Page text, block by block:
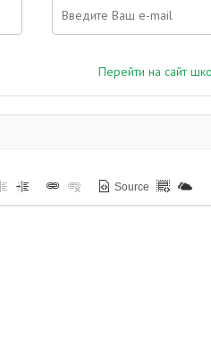
Перейти на сайт
Source